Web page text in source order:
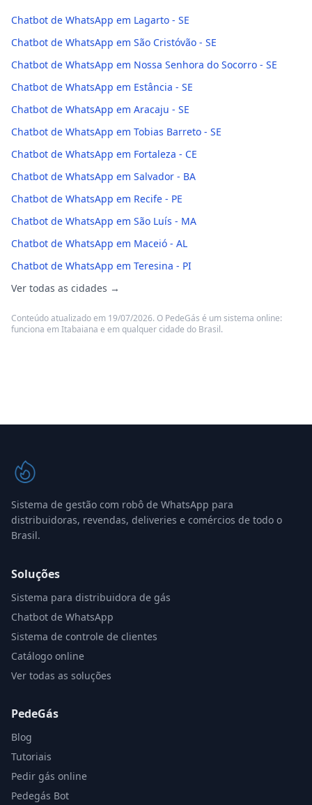
Chatbot de WhatsApp em Lagarto - SE
Chatbot de WhatsApp em São Cristóvão - SE
Chatbot de WhatsApp em Nossa Senhora do Socorro - SE
Chatbot de WhatsApp em Estância - SE
Chatbot de WhatsApp em Aracaju - SE
Chatbot de WhatsApp em Tobias Barreto - SE
Chatbot de WhatsApp em Fortaleza - CE
Chatbot de WhatsApp em Salvador - BA
Chatbot de WhatsApp em Recife - PE
Chatbot de WhatsApp em São Luís - MA
Chatbot de WhatsApp em Maceió - AL
Chatbot de WhatsApp em Teresina - PI
Ver todas as cidades →
Conteúdo atualizado em 19/07/2026. O PedeGás é um sistema online:
funciona em Itabaiana e em qualquer cidade do Brasil.
Sistema de gestão com robô de WhatsApp para
distribuidoras, revendas, deliveries e comércios de todo o
Brasil.
Soluções
Sistema para distribuidora de gás
Chatbot de WhatsApp
Sistema de controle de clientes
Catálogo online
Ver todas as soluções
PedeGás
Blog
Tutoriais
Pedir gás online
Pedegás Bot